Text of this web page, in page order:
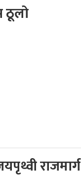
ठूलो
राजमार्ग